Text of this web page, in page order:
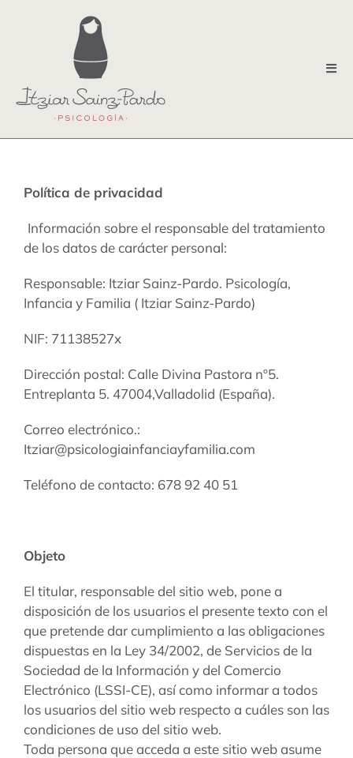
terapia individual
terapia familiar
sobre mi
contacto
blog
Política de privacidad
Información sobre el responsable del tratamiento
de los datos de carácter personal:
Responsable: Itziar Sainz-Pardo. Psicología,
Infancia y Familia ( Itziar Sainz-Pardo)
NIF: 71138527x
Dirección postal: Calle Divina Pastora nº5.
Entreplanta 5. 47004,Valladolid (España).
Correo electrónico.:
Itziar@psicologiainfanciayfamilia.com
Teléfono de contacto: 678 92 40 51
Objeto
El titular, responsable del sitio web, pone a
disposición de los usuarios el presente texto con el
que pretende dar cumplimiento a las obligaciones
dispuestas en la Ley 34/2002, de Servicios de la
Sociedad de la Información y del Comercio
Electrónico (LSSI-CE), así como informar a todos
los usuarios del sitio web respecto a cuáles son las
condiciones de uso del sitio web.
Toda persona que acceda a este sitio web asume